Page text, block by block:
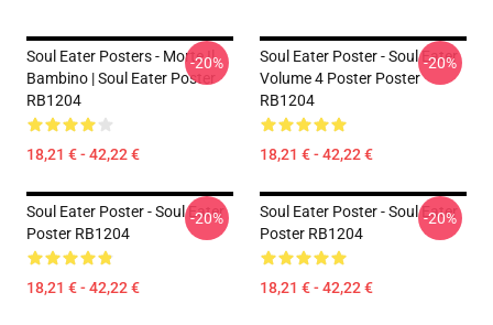
Soul Eater Posters - Morte Il
Bambino | Soul Eater Poster
RB1204
18,21 € - 42,22 €
-20%
Soul Eater Poster - Soul Eater
Volume 4 Poster Poster
RB1204
18,21 € - 42,22 €
-20%
Soul Eater Poster - Soul Eater
Poster RB1204
18,21 € - 42,22 €
-20%
Soul Eater Poster - Soul Eater
Poster RB1204
18,21 € - 42,22 €
-20%